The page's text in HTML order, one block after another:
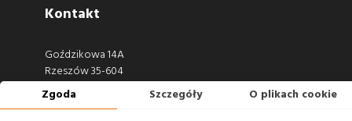
Kontakt
Goździkowa 14A
Rzeszów 35-604
660 722 441
Zgoda Szczegóły O plikach cookie